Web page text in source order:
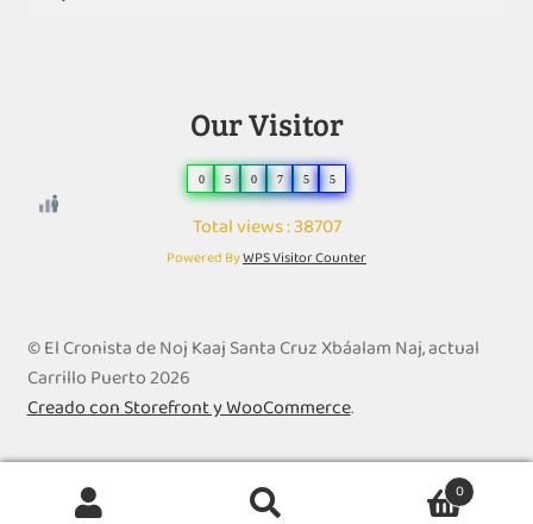
Our Visitor
0 5 0 7 5 5
Total views : 38707
Powered ByWPS Visitor Counter
© El Cronista de Noj Kaaj Santa Cruz Xbáalam Naj, actual
Carrillo Puerto 2026
Creado con Storefront y WooCommerce.
0